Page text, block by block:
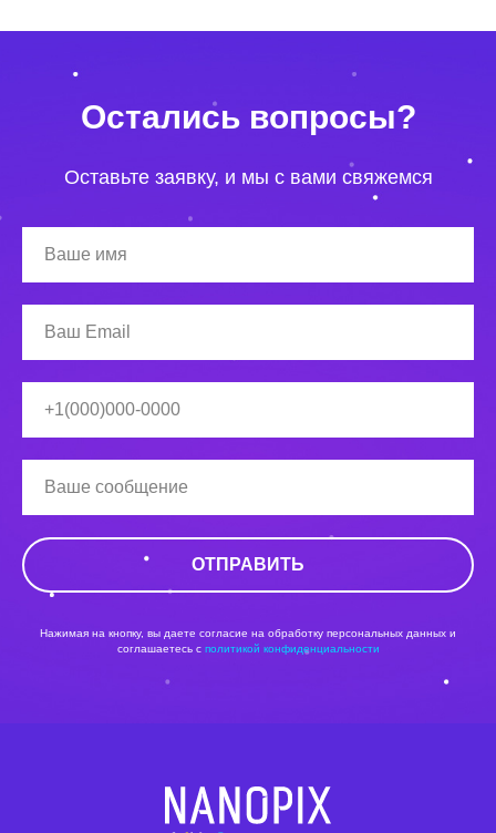
Остались вопросы?
Оставьте заявку, и мы с вами свяжемся
ОТПРАВИТЬ
Нажимая на кнопку, вы даете согласие на обработку персональных данных и
соглашаетесь c политикой конфиденциальности